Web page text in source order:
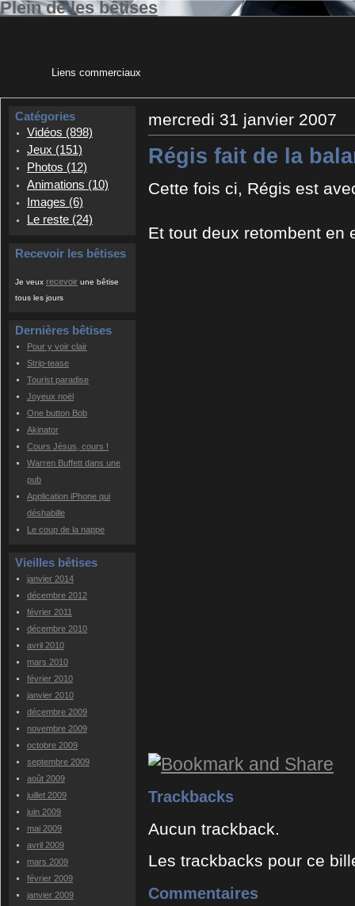
Plein de les bêtises
Liens commerciaux
Catégories
Vidéos (898)
Jeux (151)
Photos (12)
Animations (10)
Images (6)
Le reste (24)
Recevoir les bêtises
Je veux recevoir une bêtise
tous les jours
Dernières bêtises
Pour y voir clair
Strip-tease
Tourist paradise
Joyeux noël
One button Bob
Akinator
Cours Jésus, cours !
Warren Buffett dans une
pub
Application iPhone qui
déshabille
Le coup de la nappe
Vieilles bêtises
janvier 2014
décembre 2012
février 2011
décembre 2010
avril 2010
mars 2010
février 2010
janvier 2010
décembre 2009
novembre 2009
octobre 2009
septembre 2009
août 2009
juillet 2009
juin 2009
mai 2009
avril 2009
mars 2009
février 2009
janvier 2009
mercredi 31 janvier 2007
Régis fait de la
Cette fois ci, Régis est
Et tout deux retombent en
Trackbacks
Aucun trackback.
Les trackbacks pour ce
Commentaires